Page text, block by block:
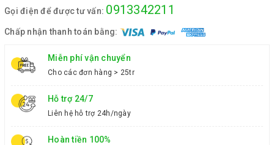
Gọi điện để được tư vấn: 0913342211
Chấp nhận thanh toán bằng:
Miễn phí vận chuyển
Cho các đơn hàng > 25tr
Hỗ trợ 24/7
Liên hệ hỗ trợ 24h/ngày
Hoàn tiền 100%